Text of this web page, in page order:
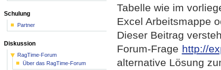
Tabelle wie im
Excel Arbeitsmappe
Dieser Beitrag
Forum-Frage http://
alternative Lösung
Schulung
Partner
Diskussion
RagTime-Forum
Über das RagTime-Forum